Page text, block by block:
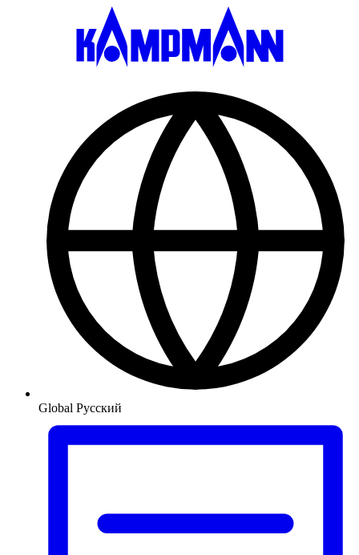
Global Русский